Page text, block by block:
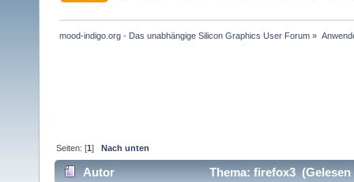
mood-indigo.org - Das unabhängige Silicon Graphics User Forum »
Seiten: [1]Nach unten
Autor Thema: firefox3 (Gelesen